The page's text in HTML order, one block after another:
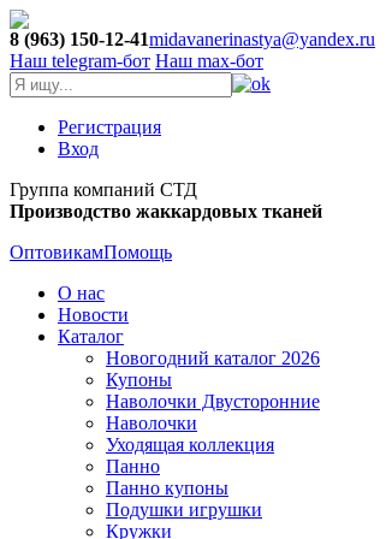
8 (963) 150-12-41midavanerinastya@yandex.ru
Наш telegram-бот Наш max-бот
Регистрация
Вход
Группа компаний СТД
Производство жаккардовых тканей
ОптовикамПомощь
О нас
Новости
Каталог
Новогодний каталог 2026
Купоны
Наволочки Двусторонние
Наволочки
Уходящая коллекция
Панно
Панно купоны
Подушки игрушки
Кружки